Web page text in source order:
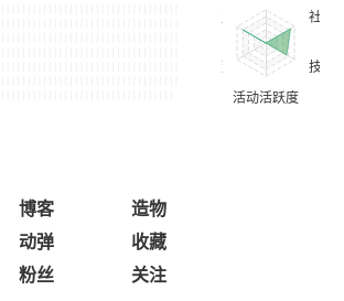
博客
造物
动弹
收藏
粉丝 关注